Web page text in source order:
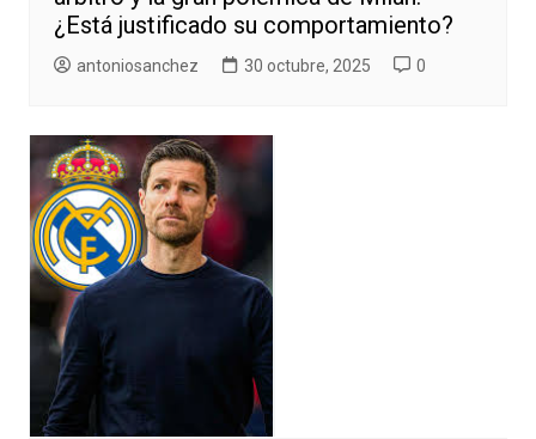
¿Está justificado su comportamiento?
antoniosanchez 30 octubre, 2025 0